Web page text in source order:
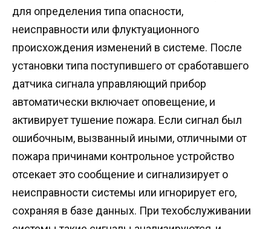
для определения типа опасности,
неисправности или флуктуационного
происхождения изменений в системе. После
установки типа поступившего от сработавшего
датчика сигнала управляющий прибор
автоматически включает оповещение, и
активирует тушение пожара. Если сигнал был
ошибочным, вызванный иными, отличными от
пожара причинами контрольное устройство
отсекает это сообщение и сигнализирует о
неисправности системы или игнорирует его,
сохраняя в базе данных. При техобслуживании